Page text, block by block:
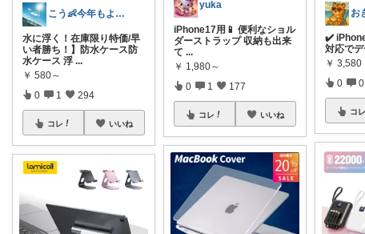
こう👶今年もよろしくお願いします🥹
水に浮く！在庫限り特価/早
い者勝ち！】防水ケース防
水ケース 浮 ...
￥ 580～
0 1 294
コレ いいね
yuka
iPhone17用📱 便利なショル
ダーストラップ 収納も出来
て ...
￥ 1,980～
0 1 177
コレ いいね
お
✔️
対応で
￥ 3,580
0 0
コレ